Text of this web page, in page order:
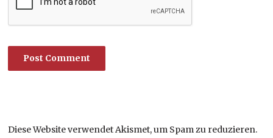
Diese Website verwendet Akismet, um Spam zu reduzieren.